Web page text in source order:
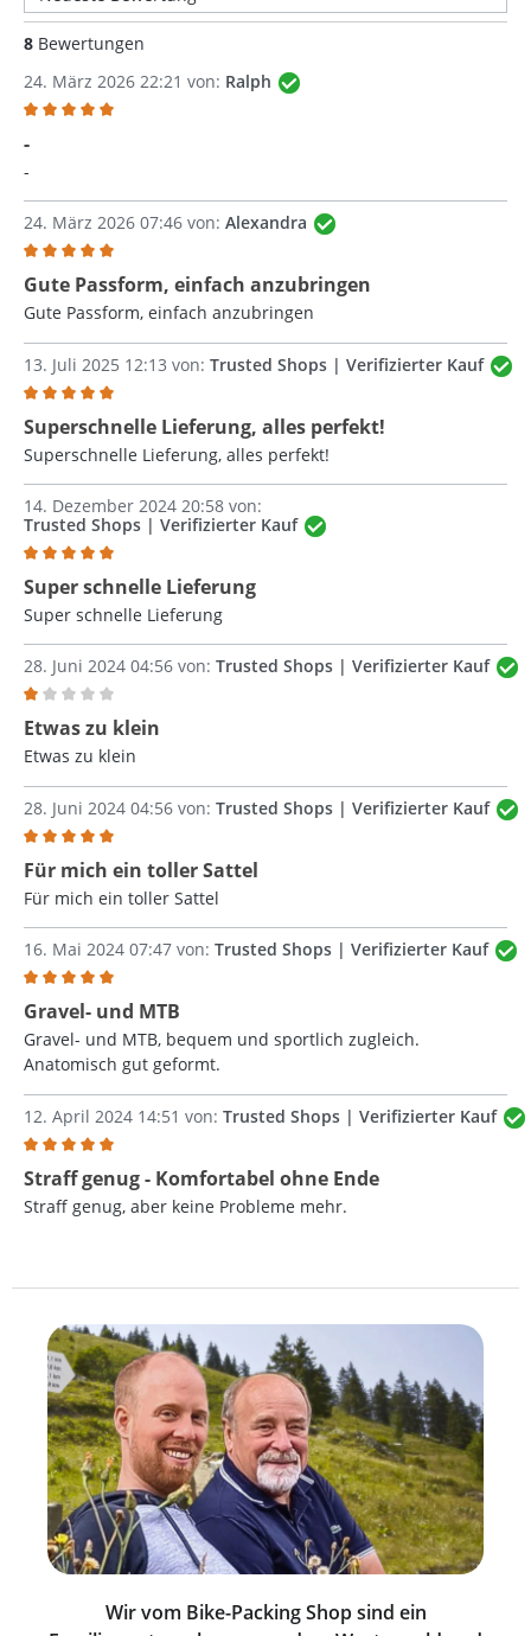
8 Bewertungen
24. März 2026 22:21 von: Ralph
-
-
24. März 2026 07:46 von: Alexandra
Bewertung mit 5 von 5 Sternen
Gute Passform, einfach anzubringen
Gute Passform, einfach anzubringen
13. Juli 2025 12:13 von: Trusted Shops | Verifizierter Kauf
Bewertung mit 5 von 5 Sternen
Superschnelle Lieferung, alles perfekt!
Superschnelle Lieferung, alles perfekt!
14. Dezember 2024 20:58 von:
Trusted Shops | Verifizierter Kauf
Bewertung mit 5 von 5 Sternen
Super schnelle Lieferung
Super schnelle Lieferung
28. Juni 2024 04:56 von: Trusted Shops | Verifizierter Kauf
Bewertung mit 1 von 5 Sternen
Etwas zu klein
Etwas zu klein
28. Juni 2024 04:56 von: Trusted Shops | Verifizierter Kauf
Bewertung mit 5 von 5 Sternen
Für mich ein toller Sattel
Für mich ein toller Sattel
16. Mai 2024 07:47 von: Trusted Shops | Verifizierter Kauf
Bewertung mit 5 von 5 Sternen
Gravel- und MTB
Gravel- und MTB, bequem und sportlich zugleich.
Anatomisch gut geformt.
12. April 2024 14:51 von: Trusted Shops | Verifizierter Kauf
Bewertung mit 5 von 5 Sternen
Straff genug - Komfortabel ohne Ende
Straff genug, aber keine Probleme mehr.
Wir vom Bike-Packing Shop sind ein